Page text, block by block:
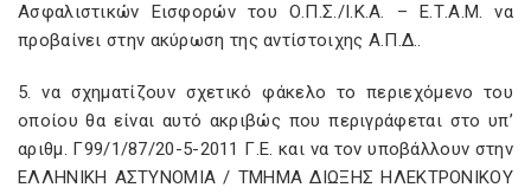
Ασφαλιστικών Εισφορών του Ο.Π.Σ./Ι.Κ.Α. – Ε.Τ.Α.Μ. να
προβαίνει στην ακύρωση της αντίστοιχης Α.Π.Δ..
5. να σχηματίζουν σχετικό φάκελο το περιεχόμενο του
οποίου θα είναι αυτό ακριβώς που περιγράφεται στο υπ’
αριθμ. Γ99/1/87/20-5-2011 Γ.Ε. και να τον υποβάλλουν στην
ΕΛΛΗΝΙΚΗ ΑΣΤΥΝΟΜΙΑ / ΤΜΗΜΑ ΔΙΩΞΗΣ ΗΛΕΚΤΡΟΝΙΚΟΥ